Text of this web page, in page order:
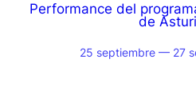
Performance del
de
25 septiembre — 27